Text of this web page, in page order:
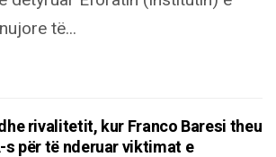
të...
rivalitetit, kur Franco Baresi theu
s për të nderuar viktimat e